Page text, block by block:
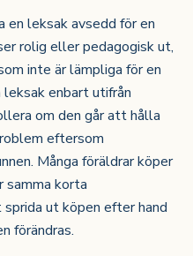
leksak avsedd för en
rolig eller pedagogisk ut,
inte är lämpliga för en
enbart utifrån
om den går att hålla
eftersom
Många föräldrar köper
samma korta
ut köpen efter hand
förändras.